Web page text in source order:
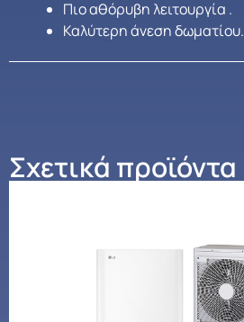
Πιο αθόρυβη λειτουργία .
Καλύτερη άνεση δωματίου.
Σχετικά προϊόντα